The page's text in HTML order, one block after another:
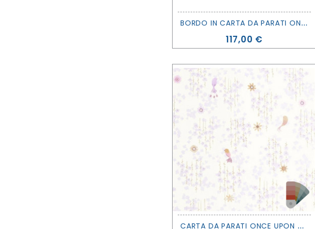
B
ORDO IN CARTA DA PARATI ONCE UPON A TIME 2 - OCEAN FLOOR - CASADECO
Prezzo
117,00 €
C
ARTA DA PARATI ONCE UPON A TIME 2 - TROPICAL BIRDS - CASADECO